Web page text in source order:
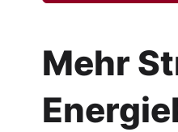
Finanz-
Abo &
Mehr